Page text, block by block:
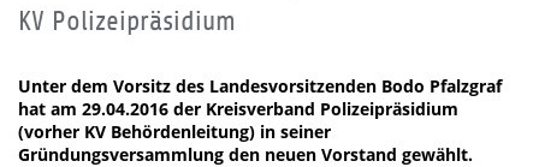
KV Polizeipräsidium
Unter dem Vorsitz des Landesvorsitzenden Bodo Pfalzgraf
hat am 29.04.2016 der Kreisverband Polizeipräsidium
(vorher KV Behördenleitung) in seiner
Gründungsversammlung den neuen Vorstand gewählt.